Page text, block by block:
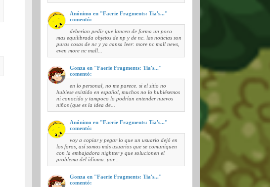
Anónimo en "Faerie Fragments: Tia's..."
comentó:
deberian pedir que lancen de forma un poco
mas equilibrada objetos de np y de nc. las noticias son
puras cosas de nc y ya cansa leer: more nc mall news,
even more nc mall...
Gonza en "Faerie Fragments: Tia's..."
comentó:
en lo personal, no me parece. si el sitio no
hubiese existido en español, muchos no lo hubiésemos
ni conocido y tampoco lo podrían entender nuevos
niños (que es la idea de...
Anónimo en "Faerie Fragments: Tia's..."
comentó:
voy a copiar y pegar lo que un usuario dejó en
los foros, así somos más usuarios que se comuniquen
con la embajadora nightter y que solucionen el
problema del idioma. por...
Gonza en "Faerie Fragments: Tia's..."
comentó: